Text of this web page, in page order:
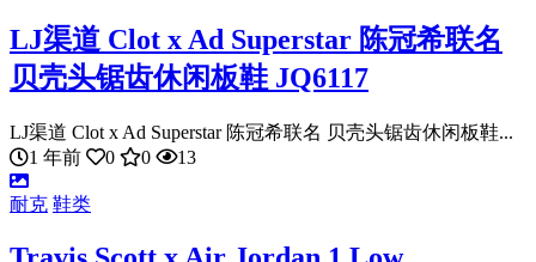
LJ渠道 Clot x Ad Superstar 陈冠希联名
贝壳头锯齿休闲板鞋 JQ6117
LJ渠道 Clot x Ad Superstar 陈冠希联名 贝壳头锯齿休闲板鞋...
1 年前
0 0 13
耐克 鞋类